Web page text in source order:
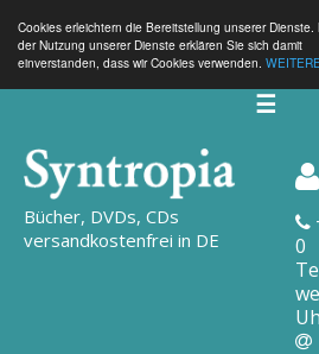
Cookies erleichtern die Bereitstellung unserer Dienste.
der Nutzung unserer Dienste erklären Sie sich damit
einverstanden, dass wir Cookies verwenden.
☰
Bücher, DVDs, CDs
versandkostenfrei in DE
0